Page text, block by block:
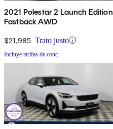
2021 Polestar 2 Launch Edition
Fastback AWD
$21,985 Trato justo
Incluye tarifas de conc.